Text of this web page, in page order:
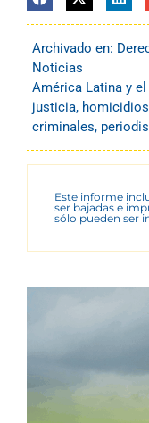
Archivado en:
Noticias
América Latina y el
justicia, homicidios
criminales,
Este informe
ser bajadas e
sólo pueden ser